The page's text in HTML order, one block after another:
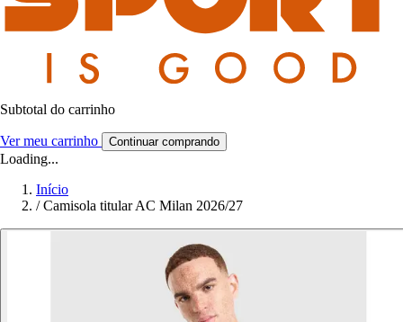
Subtotal do carrinho
Ver meu carrinho Continuar comprando
Loading...
Início
/ Camisola titular AC Milan 2026/27